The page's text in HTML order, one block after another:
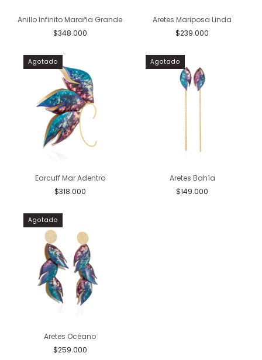
Anillo Infinito Maraña Grande
$348.000
Aretes Mariposa Linda
$239.000
Agotado
Earcuff Mar Adentro
$318.000
Agotado
Aretes Bahía
$149.000
Agotado
Aretes Océano
$259.000